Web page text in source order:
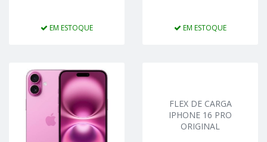
EM ESTOQUE EM ESTOQUE
FLEX DE CARGA
IPHONE 16 PRO
ORIGINAL